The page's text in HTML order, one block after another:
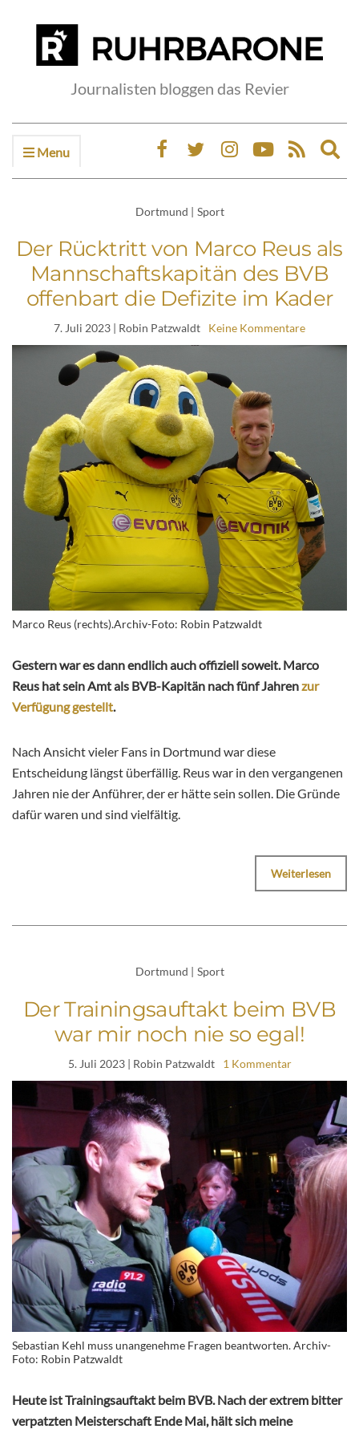
Journalisten bloggen das Revier
Menu
Dortmund | Sport
Der Rücktritt von Marco Reus als
Mannschaftskapitän des BVB
offenbart die Defizite im Kader
7. Juli 2023 | Robin Patzwaldt Keine Kommentare
Marco Reus (rechts).Archiv-Foto: Robin Patzwaldt
Gestern war es dann endlich auch offiziell soweit. Marco
Reus hat sein Amt als BVB-Kapitän nach fünf Jahrenzur
Verfügung gestellt.
Nach Ansicht vieler Fans in Dortmund war diese
Entscheidung längst überfällig. Reus war in den vergangenen
Jahren nie der Anführer, der er hätte sein sollen. Die Gründe
dafür waren und sind vielfältig.
Weiterlesen
Dortmund | Sport
Der Trainingsauftakt beim BVB
war mir noch nie so egal!
5. Juli 2023| Robin Patzwaldt 1 Kommentar
Sebastian Kehl muss unangenehme Fragen beantworten. Archiv-
Foto: Robin Patzwaldt
Heute ist Trainingsauftakt beim BVB. Nach der extrem bitter
verpatzten Meisterschaft Ende Mai, hält sich meine